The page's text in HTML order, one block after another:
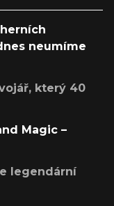
neumíme
který 40
Magic –
legendární